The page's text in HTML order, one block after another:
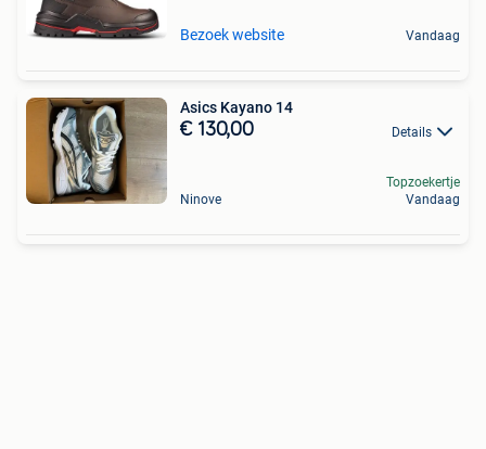
Bezoek website Vandaag
Asics Kayano 14
€ 130,00 Details
Ninove
Topzoekertje
Vandaag